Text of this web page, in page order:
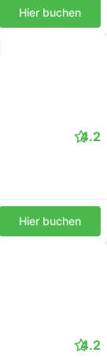
Hier buchen
4.2
Hier buchen
4.2